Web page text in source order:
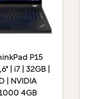
P15
| i7 | 32GB |
| NVIDIA
4GB